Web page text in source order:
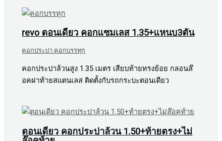
revo ตอนเดียว คอกแซมเลส 1.35+แหนบ3ตัน
คอกประปา คอกบรรทุก
คอกประปาล้วนสูง 1.35 เมตร เสียบท้ายทรงย้อย กลอนล๊
อคฝาท้ายสแตนเลส ติดตั้งกับรถกระบะตอนเดียว
ตอนเดียว คอกประปาล้วน 1.50+ท้ายตรง+ไม่